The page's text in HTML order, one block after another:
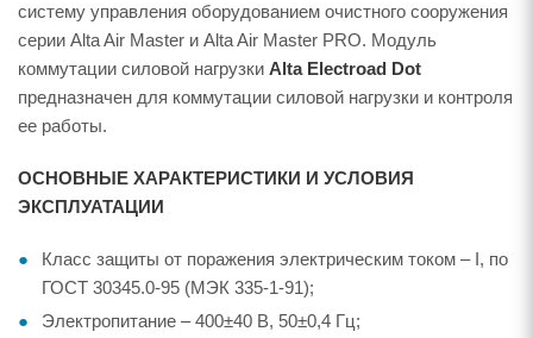
систему управления оборудованием очистного сооружения
серии Alta Air Master и Alta Air Master PRO. Модуль
коммутации силовой нагрузки Alta Electroad Dot
предназначен для коммутации силовой нагрузки и контроля
ее работы.
ОСНОВНЫЕ ХАРАКТЕРИСТИКИ И УСЛОВИЯ
ЭКСПЛУАТАЦИИ
Класс защиты от поражения электрическим током – I, по
ГОСТ 30345.0-95 (МЭК 335-1-91);
Электропитание – 400±40 В, 50±0,4 Гц;